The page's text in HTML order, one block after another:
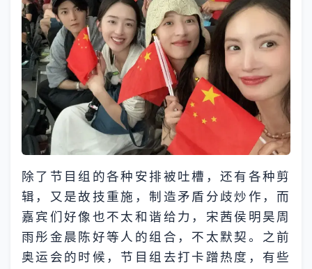
除了节目组的各种安排被吐槽，还有各种剪
辑，又是故技重施，制造矛盾分歧炒作，而
嘉宾们好像也不太和谐给力，宋茜侯明昊周
雨彤金晨陈好等人的组合，不太默契。之前
奥运会的时候，节目组去打卡蹭热度，有些